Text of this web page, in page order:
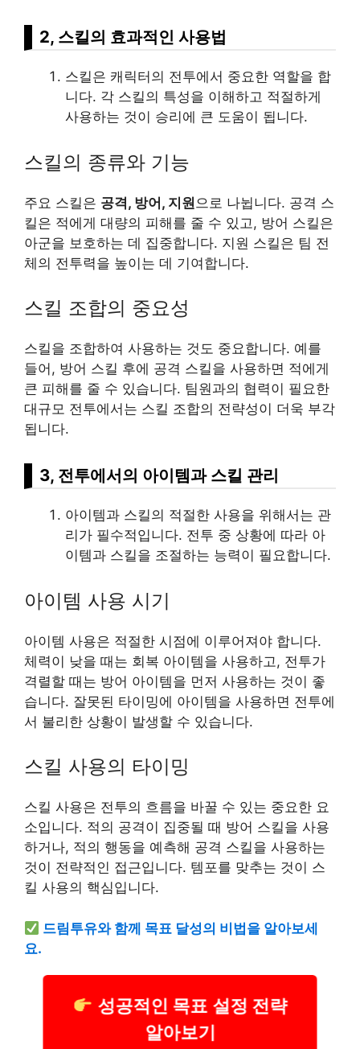
2, 스킬의 효과적인 사용법
스킬은 캐릭터의 전투에서 중요한 역할을 합
니다. 각 스킬의 특성을 이해하고 적절하게
사용하는 것이 승리에 큰 도움이 됩니다.
스킬의 종류와 기능
주요 스킬은 공격, 방어, 지원 으로 나뉩니다. 공격 스
킬은 적에게 대량의 피해를 줄 수 있고, 방어 스킬은
아군을 보호하는 데 집중합니다. 지원 스킬은 팀 전
체의 전투력을 높이는 데 기여합니다.
스킬 조합의 중요성
스킬을 조합하여 사용하는 것도 중요합니다. 예를
들어, 방어 스킬 후에 공격 스킬을 사용하면 적에게
큰 피해를 줄 수 있습니다. 팀원과의 협력이 필요한
대규모 전투에서는 스킬 조합의 전략성이 더욱 부각
됩니다.
3, 전투에서의 아이템과 스킬 관리
아이템과 스킬의 적절한 사용을 위해서는 관
리가 필수적입니다. 전투 중 상황에 따라 아
이템과 스킬을 조절하는 능력이 필요합니다.
아이템 사용 시기
아이템 사용은 적절한 시점에 이루어져야 합니다.
체력이 낮을 때는 회복 아이템을 사용하고, 전투가
격렬할 때는 방어 아이템을 먼저 사용하는 것이 좋
습니다. 잘못된 타이밍에 아이템을 사용하면 전투에
서 불리한 상황이 발생할 수 있습니다.
스킬 사용의 타이밍
스킬 사용은 전투의 흐름을 바꿀 수 있는 중요한 요
소입니다. 적의 공격이 집중될 때 방어 스킬을 사용
하거나, 적의 행동을 예측해 공격 스킬을 사용하는
것이 전략적인 접근입니다. 템포를 맞추는 것이 스
킬 사용의 핵심입니다.
드림투유와 함께 목표 달성의 비법을 알아보세
요.
성공적인 목표 설정 전략
알아보기